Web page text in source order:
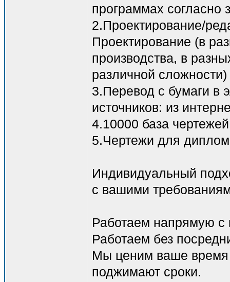
программах согласно
2.Проектирование/
Проектирование (в
производства, в
различной сложности)
3.Перевод с бумаги в
источников: из
4.10000 база
5.Чертежи для
Индивидуальный
с вашими
Работаем напрямую с
Работаем без
Мы ценим ваше время
поджимают сроки.